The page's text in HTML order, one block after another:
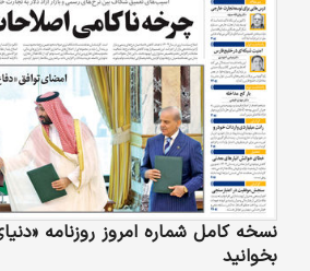
نسخه کامل شماره امروز روزنامه
بخوانید